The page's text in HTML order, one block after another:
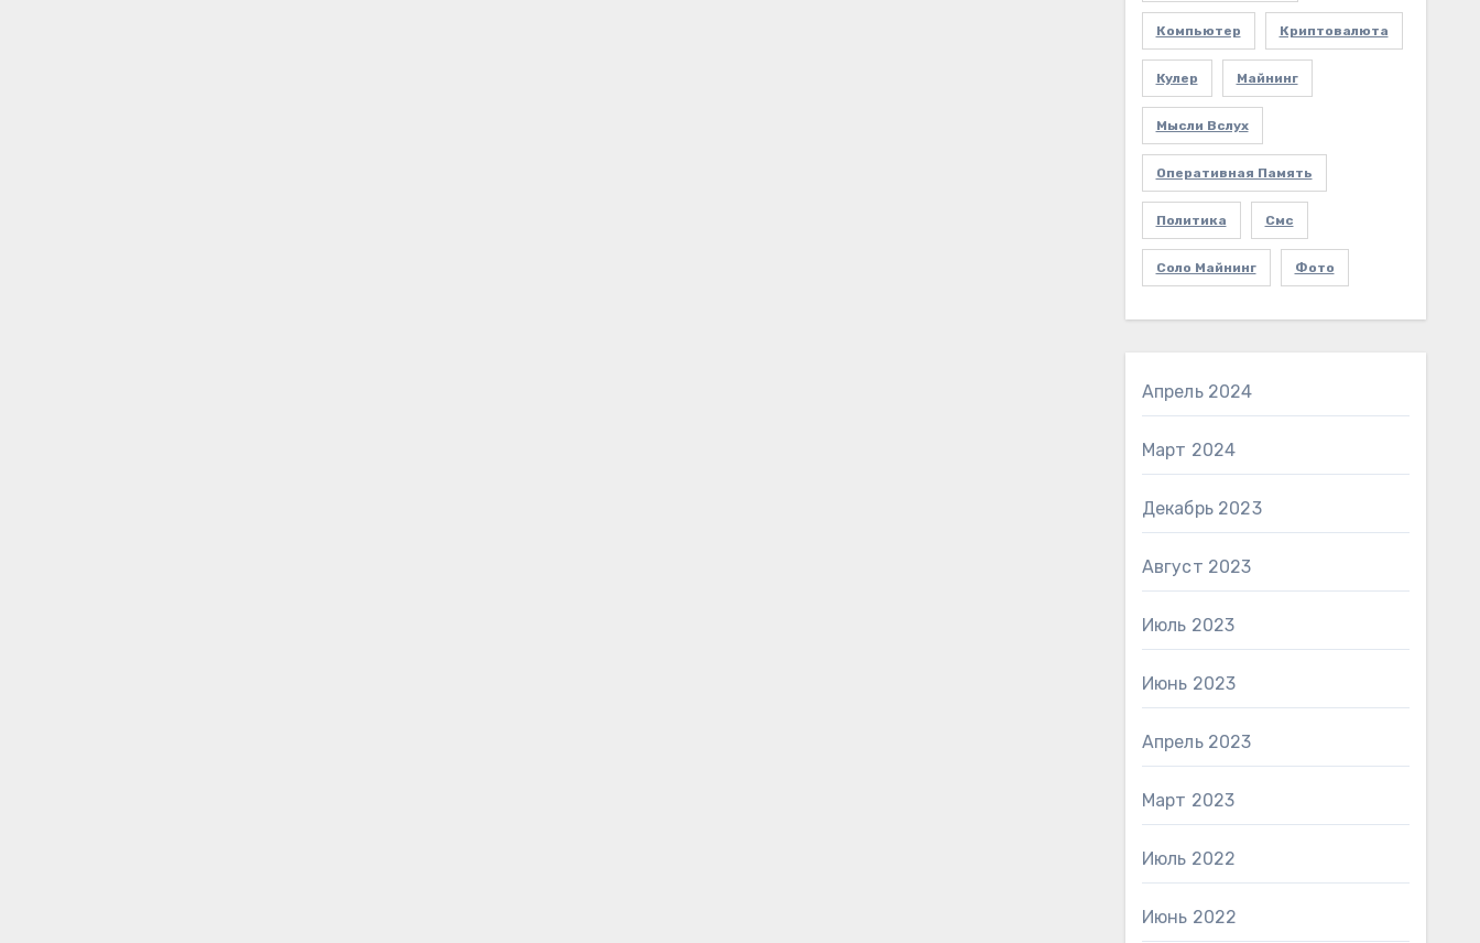
Компьютер Криптовалюта
Кулер Майнинг
Мысли Вслух
Оперативная Память
Политика Смс
Соло Майнинг Фото
Апрель 2024
Март 2024
Декабрь 2023
Август 2023
Июль 2023
Июнь 2023
Апрель 2023
Март 2023
Июль 2022
Июнь 2022